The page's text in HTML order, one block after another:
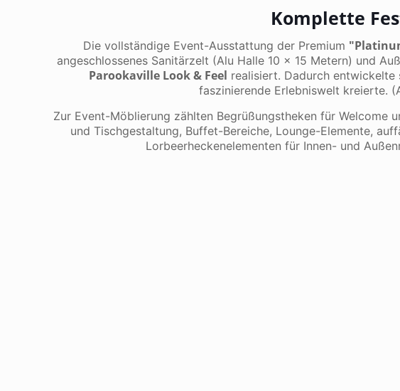
Komplette
Die vollständige Event-Ausstattung der Premium
angeschlossenes Sanitärzelt (Alu Halle 10 x 15 Metern) und
Parookaville Look & Feel realisiert. Dadurch entwickelte
faszinierende Erlebniswelt kreierte.
Zur Event-Möblierung zählten Begrüßungstheken für Welcome
und Tischgestaltung, Buffet-Bereiche, Lounge-Elemente,
Lorbeerheckenelementen für Innen- und